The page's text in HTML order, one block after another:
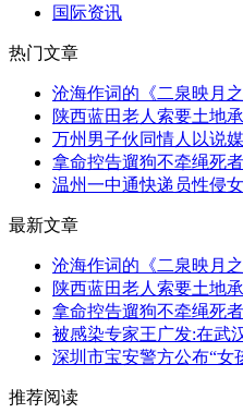
国际资讯
热门文章
沧海作词的《二泉映月
陕西蓝田老人索要土地
万州男子伙同情人以说
拿命控告遛狗不牵绳死
温州一中通快递员性侵
最新文章
沧海作词的《二泉映月
陕西蓝田老人索要土地
拿命控告遛狗不牵绳死
被感染专家王广发:在武
深圳市宝安警方公布“女
推荐阅读